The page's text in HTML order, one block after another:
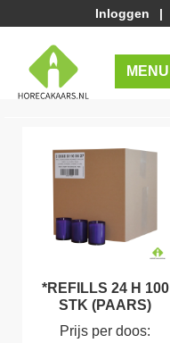
Inloggen |
MENU
*REFILLS 24 H 100
STK (PAARS)
Prijs per doos: